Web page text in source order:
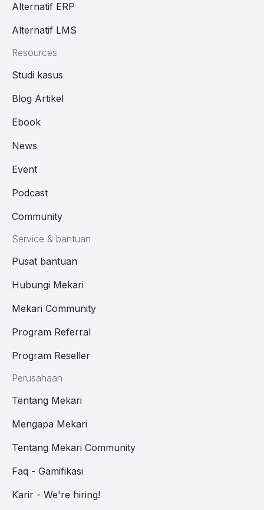
Alternatif ERP
Alternatif LMS
Resources
Studi kasus
Blog Artikel
Ebook
News
Event
Podcast
Community
Service & bantuan
Pusat bantuan
Hubungi Mekari
Mekari Community
Program Referral
Program Reseller
Perusahaan
Tentang Mekari
Mengapa Mekari
Tentang Mekari Community
Faq - Gamifikasi
Karir - We're hiring!